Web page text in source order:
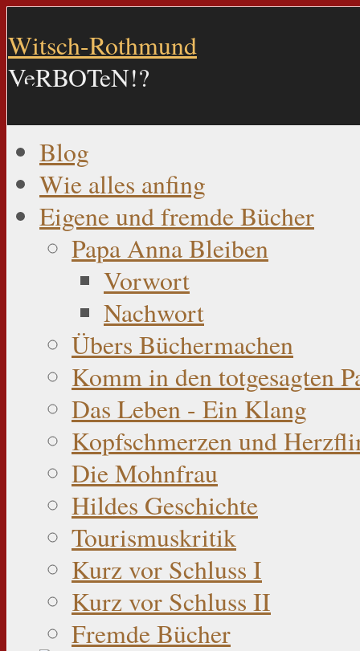
Witsch-Rothmund
VeRBOTeN!?
Blog
Wie alles anfing
Eigene und fremde Bücher
Papa Anna Bleiben
Vorwort
Nachwort
Übers Büchermachen
Komm in den totgesagten
Das Leben - Ein Klang
Kopfschmerzen und
Die Mohnfrau
Hildes Geschichte
Tourismuskritik
Kurz vor Schluss I
Kurz vor Schluss II
Fremde Bücher